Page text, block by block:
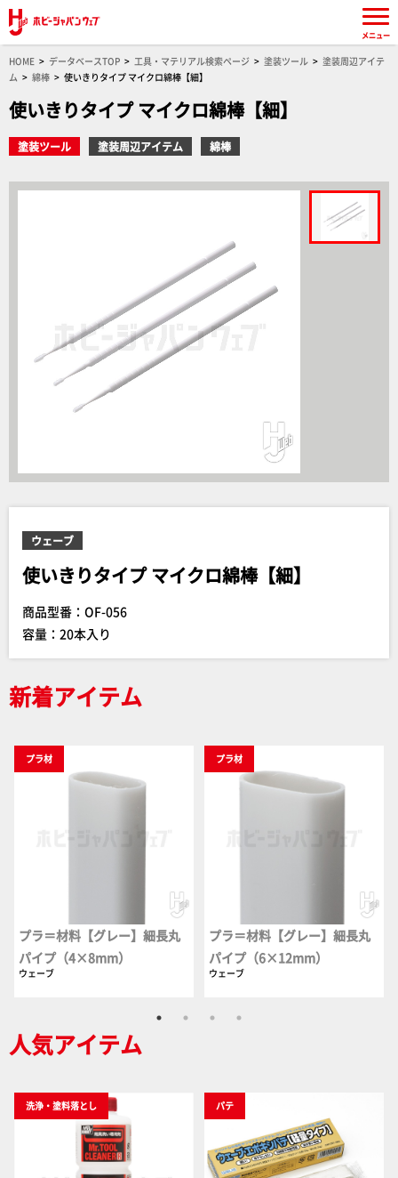
HOME データベースTOP 工具・マテリアル検索ページ 塗装ツール
塗装周辺アイテ
ム
綿棒 使いきりタイプ マイクロ綿棒【細】
使いきりタイプ マイクロ綿棒【細】
塗装ツール 塗装周辺アイテム 綿棒
ウェーブ
使いきりタイプ マイクロ綿棒【細】
商品型番：OF-056
容量：20本入り
新着アイテム
プラ材
プラ＝材料【グレー】細長丸
パイプ（4×8mm）
ウェーブ
プラ材
プラ＝材料【グレー】細長丸
パイプ（6×12mm）
ウェーブ
人気アイテム
洗浄・塗料落とし パテ
メニュー